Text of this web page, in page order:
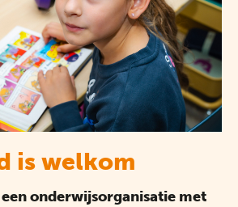
is welkom
onderwijsorganisatie met